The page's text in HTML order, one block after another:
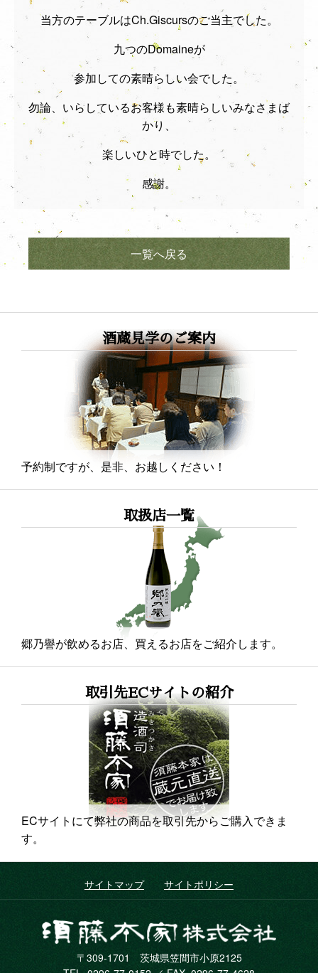
当方のテーブルはCh.Giscursのご当主でした。
九つのDomaineが
参加しての素晴らしい会でした。
勿論、いらしているお客様も素晴らしいみなさまば
かり、
楽しいひと時でした。
感謝。
一覧へ戻る
酒蔵見学のご案内
予約制ですが、是非、お越しください！
取扱店一覧
郷乃譽が飲めるお店、買えるお店をご紹介します。
取引先ECサイトの紹介
ECサイトにて弊社の商品を取引先からご購入できま
す。
サイトマップ サイトポリシー
〒309-1701 茨城県笠間市小原2125